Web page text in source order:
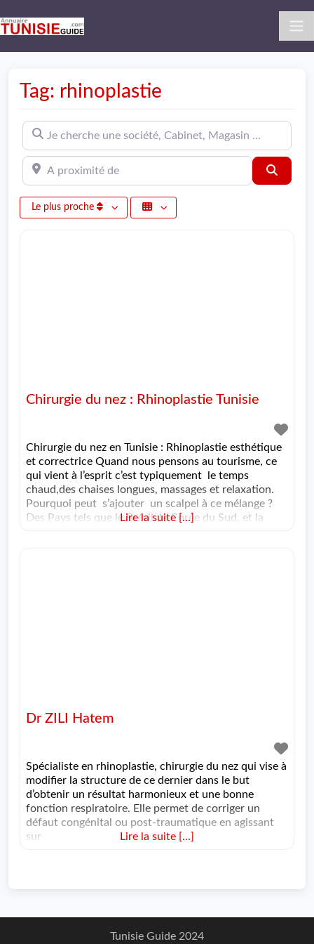
Tag: rhinoplastie
Je cherche une société, Cabinet, Magasin ...
A proximité de
Le plus proche
Chirurgie du nez : Rhinoplastie Tunisie
Chirurgie du nez en Tunisie : Rhinoplastie esthétique
et correctrice Quand nous pensons au tourisme, ce
qui vient à l’esprit c’est typiquement le temps
chaud,des chaises longues, massages et relaxation.
Pourquoi peut s’ajouter un scalpel à ce mélange ?
Des Pays tels que le Brésil, la Corée du Sud, et la
Lire la suite [...]
Dr ZILI Hatem
Spécialiste en rhinoplastie, chirurgie du nez qui vise à
modifier la structure de ce dernier dans le but
d’obtenir un résultat harmonieux et une bonne
fonction respiratoire. Elle permet de corriger un
défaut congénital ou post-traumatique en agissant
sur
Lire la suite [...]
Tunisie Guide 2024